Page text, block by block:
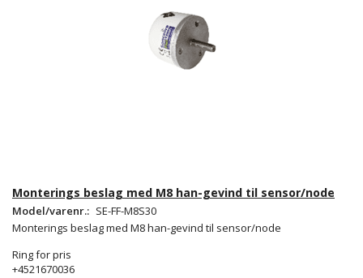
Monterings beslag med M8 han-gevind til sensor/node
Model/varenr.: SE-FF-M8S30
Monterings beslag med M8 han-gevind til sensor/node
Ring for pris
+4521670036